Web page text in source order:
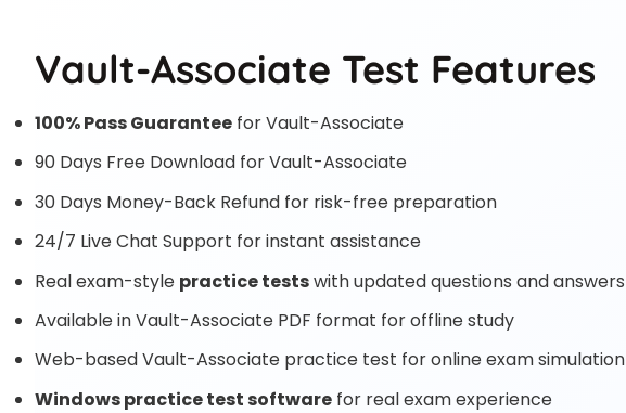
Vault-Associate Test Features
100% Pass Guarantee for Vault-Associate
90 Days Free Download for Vault-Associate
30 Days Money-Back Refund for risk-free preparation
24/7 Live Chat Support for instant assistance
Real exam-style practice testswith updated questions and answers
Available in Vault-Associate PDF format for offline study
Web-based Vault-Associate practice test for online exam simulation
Windows practice test software for real exam experience